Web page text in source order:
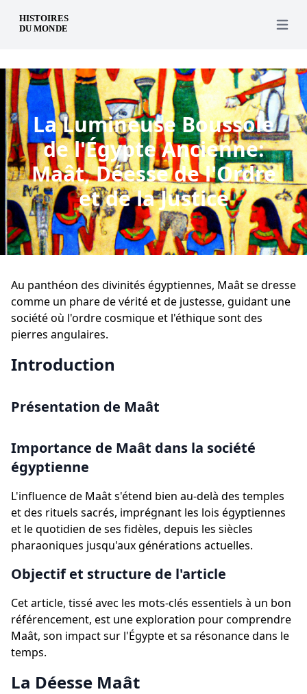
Open
La Lumineuse Boussole
de l'Égypte Ancienne:
Maât, Déesse de l'Ordre
et de la Justice
Au panthéon des divinités égyptiennes, Maât se dresse
comme un phare de vérité et de justesse, guidant une
société où l'ordre cosmique et l'éthique sont des
pierres angulaires.
Introduction
Présentation de Maât
Importance de Maât dans la société
égyptienne
L'influence de Maât s'étend bien au-delà des temples
et des rituels sacrés, imprégnant les lois égyptiennes
et le quotidien de ses fidèles, depuis les siècles
pharaoniques jusqu'aux générations actuelles.
Objectif et structure de l'article
Cet article, tissé avec les mots-clés essentiels à un bon
référencement, est une exploration pour comprendre
Maât, son impact sur l'Égypte et sa résonance dans le
temps.
La Déesse Maât